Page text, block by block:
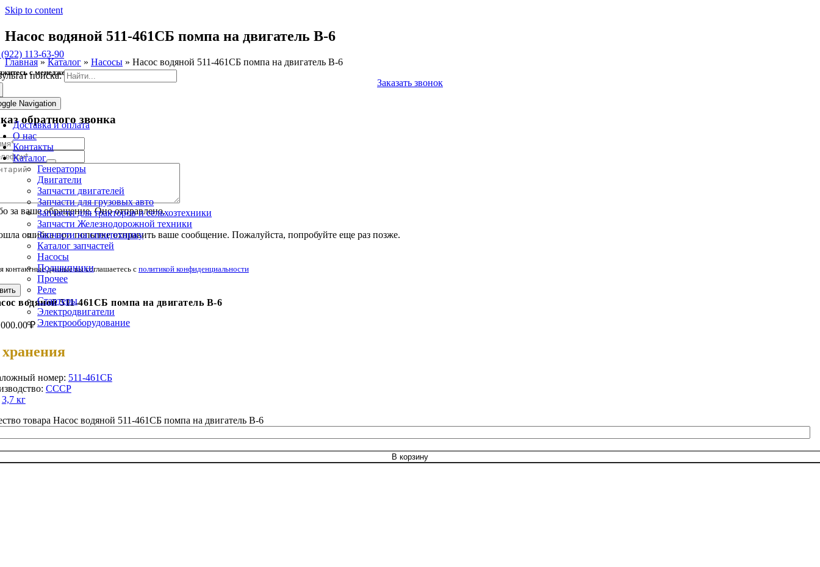
Skip to content
113-63-90
поиска:
Navigation
Доставка и оплата
О нас
Контакты
Каталог
Генераторы
Двигатели
Запчасти двигателей
Запчасти для грузовых авто
Запчасти для тракторов и сельхозтехники
Запчасти Железнодорожной техники
Запчасти на спецтехнику
Каталог запчастей
Насосы
Подшипники
Прочее
Реле
Стартеры
Электродвигатели
Электрооборудование
Насос водяной 511-461СБ помпа на двигатель В-6
Главная»Каталог » Насосы » Насос водяной 511-461СБ помпа на двигатель В-6
с менеджером
Заказать звонок
обратного звонка
за ваше обращение. Оно отправлено.
ошибка при попытке отправить ваше сообщение. Пожалуйста, попробуйте еще раз позже.
контактные данные вы соглашаетесь с политикой конфиденциальности
водяной 511-461СБ помпа на двигатель В-6
₽
номер: 511-461СБ
СССР
3,7 кг
товара Насос водяной 511-461СБ помпа на двигатель В-6
В корзину